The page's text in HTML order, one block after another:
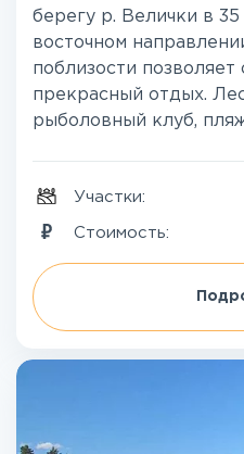
берегу р. Велички в
восточном
поблизости позволяет
прекрасный отдых.
рыболовный клуб,
Участки:
Стоимость: